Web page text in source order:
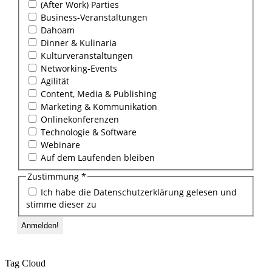
(After Work) Parties
Business-Veranstaltungen
Dahoam
Dinner & Kulinaria
Kulturveranstaltungen
Networking-Events
Agilität
Content, Media & Publishing
Marketing & Kommunikation
Onlinekonferenzen
Technologie & Software
Webinare
Auf dem Laufenden bleiben
Zustimmung *
Ich habe die Datenschutzerklärung gelesen und
stimme dieser zu
Tag Cloud